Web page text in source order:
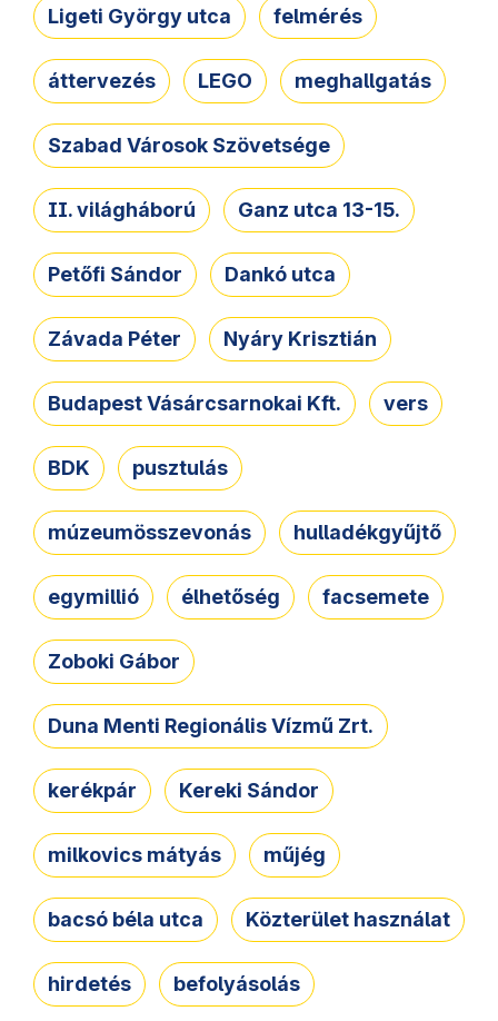
Ligeti György utca felmérés
áttervezés LEGO meghallgatás
Szabad Városok Szövetsége
II. világháború Ganz utca 13-15.
Petőfi Sándor Dankó utca
Závada Péter Nyáry Krisztián
Budapest Vásárcsarnokai Kft. vers
BDK pusztulás
múzeumösszevonás hulladékgyűjtő
egymillió élhetőség facsemete
Zoboki Gábor
Duna Menti Regionális Vízmű Zrt.
kerékpár Kereki Sándor
milkovics mátyás műjég
bacsó béla utca Közterület használat
hirdetés befolyásolás